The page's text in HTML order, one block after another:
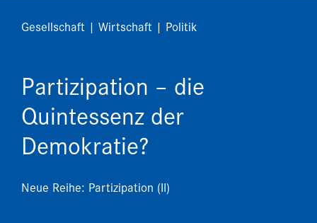
Gesellschaft | Wirtschaft | Politik
Partizipation – die
Quintessenz der
Demokratie?
Neue Reihe: Partizipation (II)